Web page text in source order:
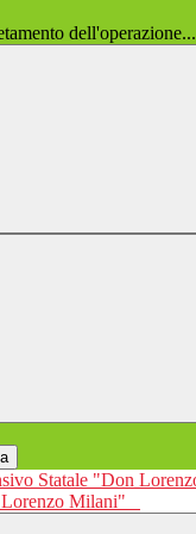
dell'operazione...
Milani"